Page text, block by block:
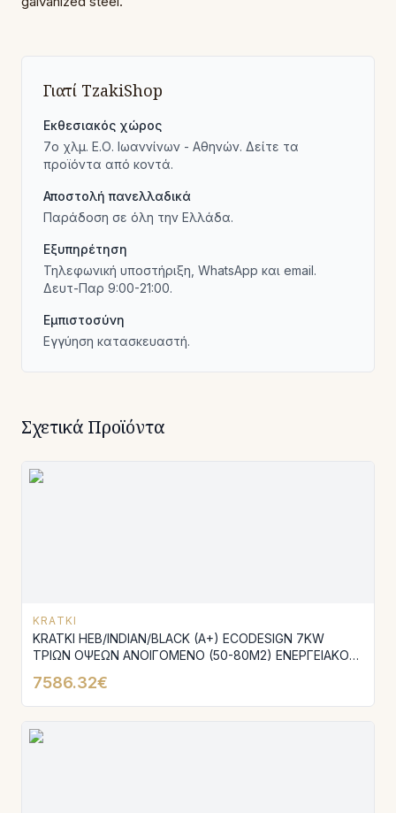
Γιατί TzakiShop
Εκθεσιακός χώρος
7ο χλμ. Ε.Ο. Ιωαννίνων - Αθηνών. Δείτε τα
προϊόντα από κοντά.
Αποστολή πανελλαδικά
Παράδοση σε όλη την Ελλάδα.
Εξυπηρέτηση
Τηλεφωνική υποστήριξη, WhatsApp και email.
Δευτ-Παρ 9:00-21:00.
Εμπιστοσύνη
Εγγύηση κατασκευαστή.
Σχετικά Προϊόντα
KRATKI
KRATKI HEB/INDIAN/BLACK (A+) ECODESIGN 7KW
ΤΡΙΩΝ ΟΨΕΩΝ ΑΝΟΙΓΟΜΕΝΟ (50-80M2) ΕΝΕΡΓΕΙΑΚΟ
ΕΞΩΤΕΡΙΚΗ ΕΠΕΝΔΥΣΗ ΑΕΡΟΘΑΛΑΜΟΥ ΑΠΟ ΓΡΑΝΙΤΗ
INDIAN BLACK ΚΑΙ ΛΕΥΚΑ ΚΕΡΑΜΙΚΑ TERMOTEC
7586.32€